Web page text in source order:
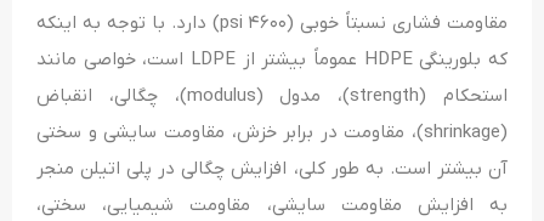
مقاومت فشاری نسبتاً خوبی (۴۶۰۰ psi) دارد. با توجه به اینکه
که بلورینگی HDPE عموماً بیشتر از LDPE است، خواصی مانند
استحکام (strength)، مدول (modulus)، چگالی، انقباض
(shrinkage)، مقاومت در برابر خزش، مقاومت سایشی و سختی
آن بیشتر است. به طور کلی، افزایش چگالی در پلی اتیلن منجر
به افزایش مقاومت سایشی، مقاومت شیمیایی، سختی،